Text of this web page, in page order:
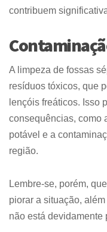
contribuem
A limpeza de fossas
resíduos tóxicos, que
lençóis freáticos. Isso
consequências, como
potável e a
região.
Lembre-se, porém,
piorar a situação,
não está devidamente